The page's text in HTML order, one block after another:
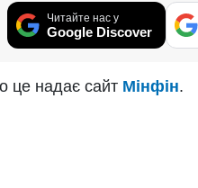
Читайте нас у
Google Discover
це надає сайт Мінфін.